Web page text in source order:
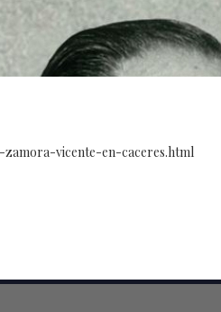
zamora-vicente-en-caceres.html